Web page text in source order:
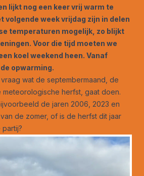
lijkt nog een keer vrij warm te
volgende week vrijdag zijn in delen
temperaturen mogelijk, zo blijkt
Voor die tijd moeten we
koel weekend heen. Vanaf
opwarming.
wat de septembermaand, de
meteorologische herfst, gaat doen.
de jaren 2006, 2023 en
de zomer, of is de herfst dit jaar